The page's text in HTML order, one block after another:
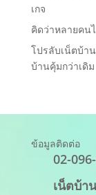
เกจ
คิดว่าหลายคน
โปรลับเน็ตบ้า
บ้านคุ้มกว่าเดิม
ข้อมูลติดต่อ
02-
เน็ตบ้า